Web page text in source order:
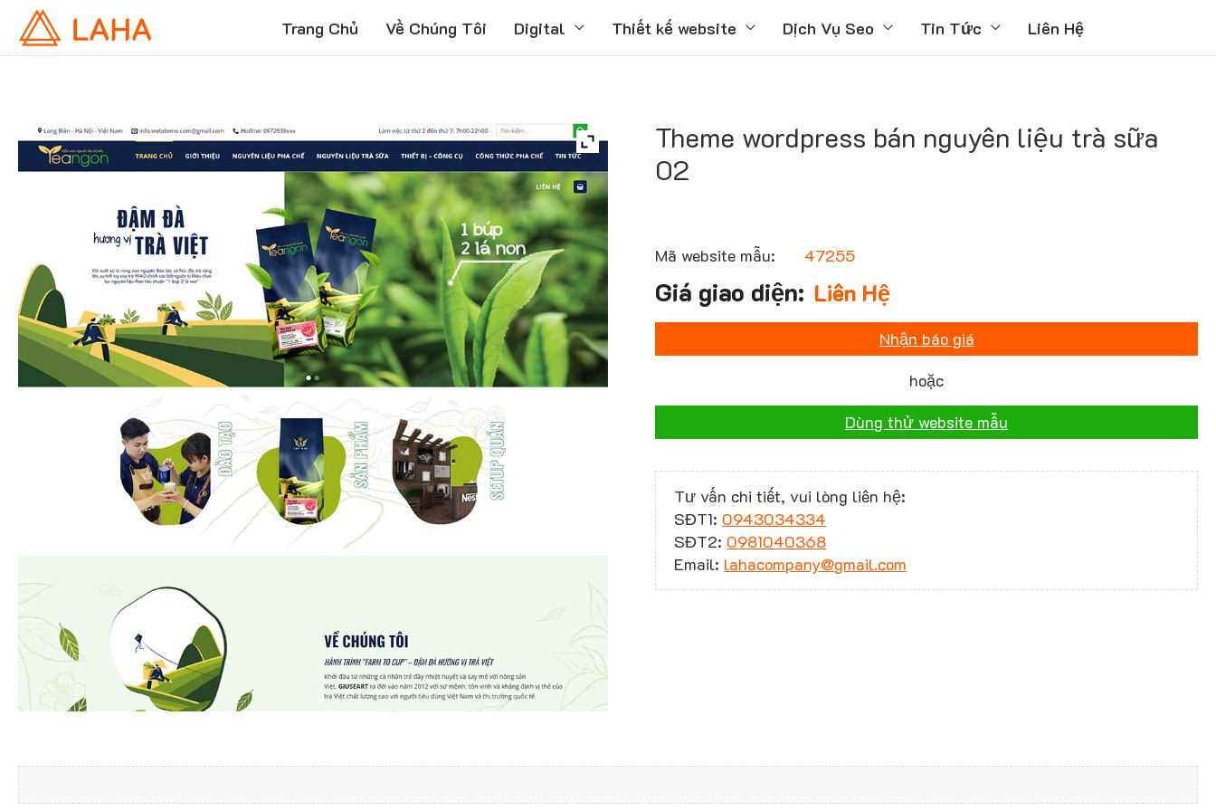
Trang Chủ Về Chúng Tôi Digital Thiết kế website Dịch Vụ Seo Tin Tức Liên Hệ
Theme wordpress bán nguyên liệu trà sữa
02
Mã website mẫu: 47255
Liên Hệ
Nhận báo giá
hoặc
Dùng thử website mẫu
Tư vấn chi tiết, vui lòng liên hệ:
SĐT1: 0943034334
SĐT2: 0981040368
Email: lahacompany@gmail.com